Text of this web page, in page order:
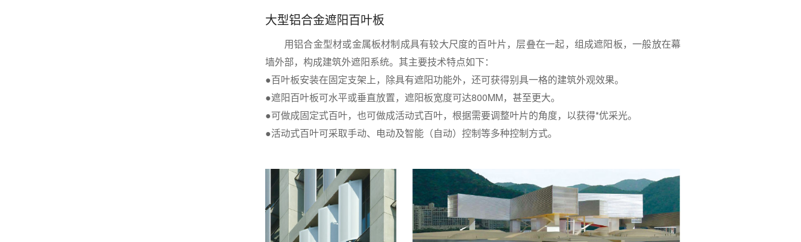
大型铝合金遮阳百叶板
用铝合金型材或金属板材制成具有较大尺度的百叶片，层叠在一起，组成遮阳板，一般放在幕
墙外部，构成建筑外遮阳系统。其主要技术特点如下：
●百叶板安装在固定支架上，除具有遮阳功能外，还可获得别具一格的建筑外观效果。
●遮阳百叶板可水平或垂直放置，遮阳板宽度可达800MM，甚至更大。
●可做成固定式百叶，也可做成活动式百叶，根据需要调整叶片的角度，以获得*优采光。
●活动式百叶可采取手动、电动及智能（自动）控制等多种控制方式。